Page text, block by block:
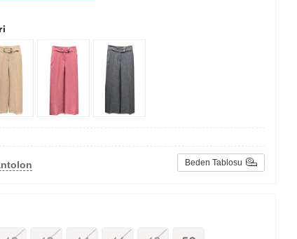
Beden Tablosu